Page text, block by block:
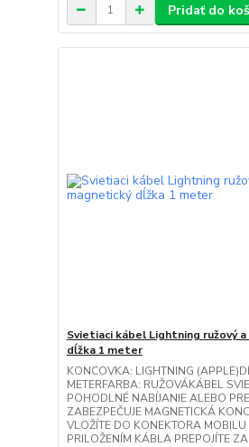
Pridať do
Svietiaci kábel Lightning ružový
dĺžka 1 meter
KONCOVKA: LIGHTNING
METERFARBA: RUŽOVÁKÁBEL
POHODLNÉ NABÍJANIE ALEBO
ZABEZPEČUJE MAGNETICKÁ
VLOŽÍTE DO KONEKTORA MOBILU
PRILOŽENÍM KÁBLA PREPOJÍTE